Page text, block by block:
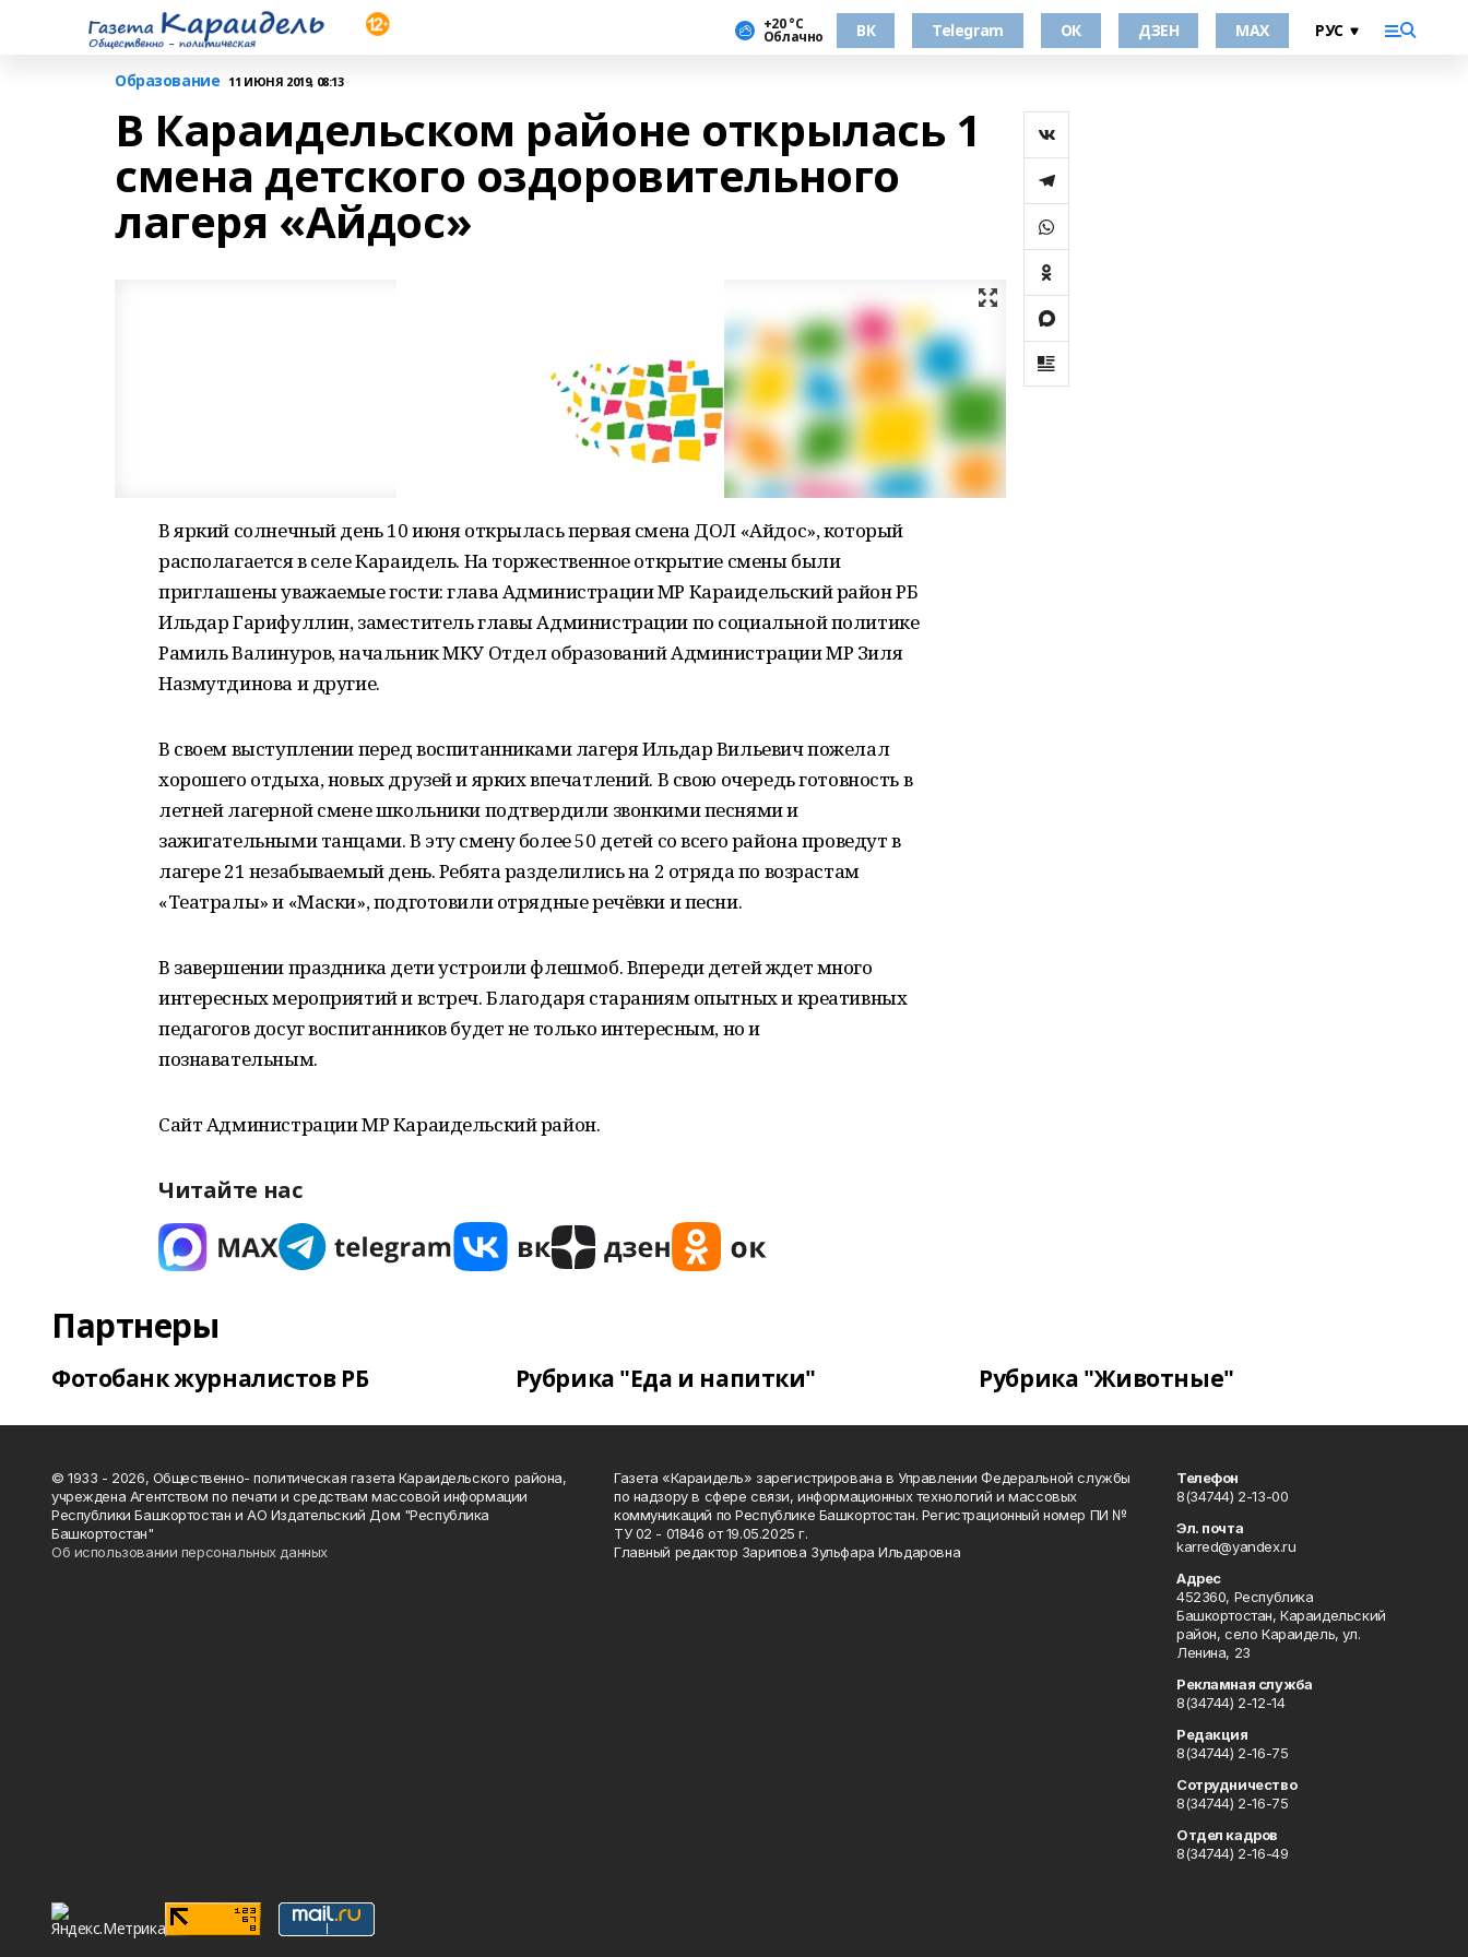
+20 °С
Облачно ВК Telegram ОК ДЗЕН MAX
Образование 11 ИЮНЯ 2019, 08:13
В Караидельском районе открылась 1
смена детского оздоровительного
лагеря «Айдос»
В яркий солнечный день 10 июня открылась первая смена ДОЛ «Айдос», который
располагается в селе Караидель. На торжественное открытие смены были
приглашены уважаемые гости: глава Администрации МР Караидельский район РБ
Ильдар Гарифуллин, заместитель главы Администрации по социальной политике
Рамиль Валинуров, начальник МКУ Отдел образований Администрации МР Зиля
Назмутдинова и другие.
В своем выступлении перед воспитанниками лагеря Ильдар Вильевич пожелал
хорошего отдыха, новых друзей и ярких впечатлений. В свою очередь готовность в
летней лагерной смене школьники подтвердили звонкими песнями и
зажигательными танцами. В эту смену более 50 детей со всего района проведут в
лагере 21 незабываемый день. Ребята разделились на 2 отряда по возрастам
«Театралы» и «Маски», подготовили отрядные речёвки и песни.
В завершении праздника дети устроили флешмоб. Впереди детей ждет много
интересных мероприятий и встреч. Благодаря стараниям опытных и креативных
педагогов досуг воспитанников будет не только интересным, но и
познавательным.
Сайт Администрации МР Караидельский район.
Читайте нас
Партнеры
Фотобанк журналистов РБ Рубрика "Еда и напитки" Рубрика "Животные"
© 1933 - 2026, Общественно- политическая газета Караидельского района,
учреждена Агентством по печати и средствам массовой информации
Республики Башкортостан и АО Издательский Дом "Республика
Башкортостан"
Об использовании персональных данных
Газета «Караидель» зарегистрирована в Управлении Федеральной службы
по надзору в сфере связи, информационных технологий и массовых
коммуникаций по Республике Башкортостан. Регистрационный номер ПИ №
ТУ 02 - 01846 от 19.05.2025 г.
Главный редактор Зарипова Зульфара Ильдаровна
Телефон
8(34744) 2-13-00
Эл. почта
karred@yandex.ru
Адрес
452360, Республика
Башкортостан, Караидельский
район, село Караидель, ул.
Ленина, 23
Рекламная служба
8(34744) 2-12-14
Редакция
8(34744) 2-16-75
Сотрудничество
8(34744) 2-16-75
Отдел кадров
8(34744) 2-16-49